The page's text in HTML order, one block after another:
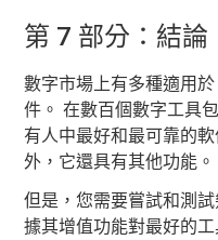
第 7 部分：結論
數字市場上有多種適用
件。 在數百個數字工具
有人中最好和最可靠的
外，它還具有其他功能。
但是，您需要嘗試和測
據其增值功能對最好的